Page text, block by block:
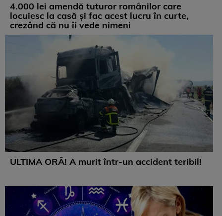
4.000 lei amendă tuturor românilor care
locuiesc la casă și fac acest lucru în curte,
crezând că nu îi vede nimeni
ULTIMA ORĂ! A murit într-un accident teribil!